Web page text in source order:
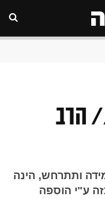
הרב
ותתרחש, הינה
ע"י הוספה